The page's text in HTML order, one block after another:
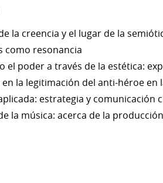
la creencia y el lugar de la
como resonancia
el poder a través de la estética:
en la legitimación del anti-héroe
estrategia y comunicación
la música: acerca de la